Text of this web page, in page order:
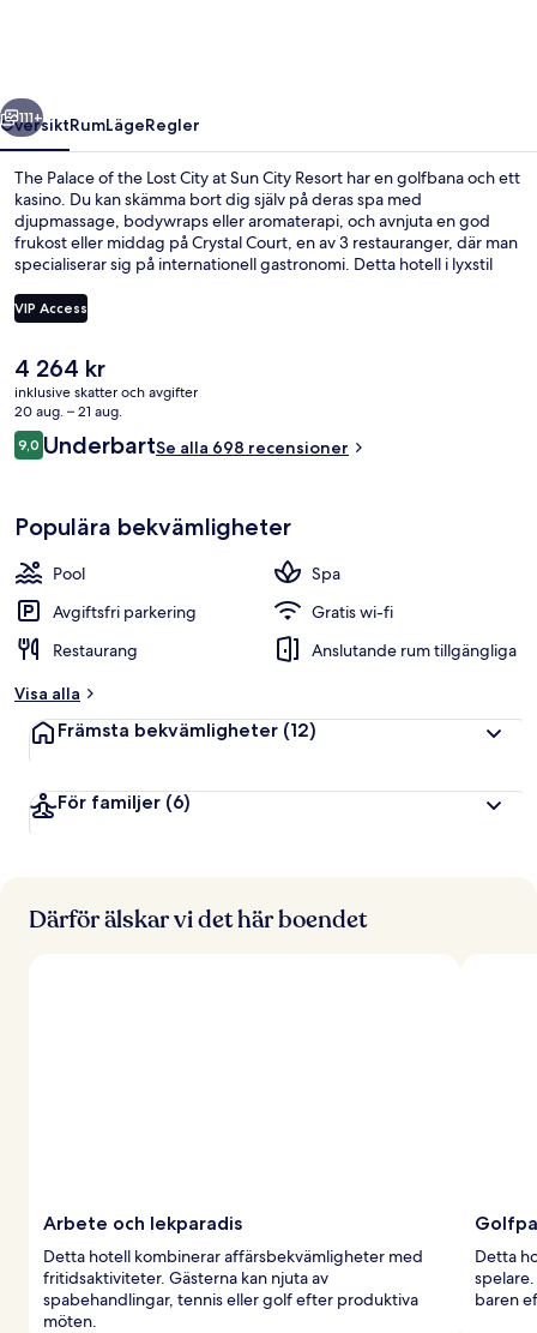
at
Sun
City
Resort
Nästa
111+
ÖversiktRumLägeRegler
The Palace of the Lost City at Sun City Resort har en golfbana och ett
kasino. Du kan skämma bort dig själv på deras spa med
djupmassage, bodywraps eller aromaterapi, och avnjuta en god
frukost eller middag på Crystal Court, en av 3 restauranger, där man
specialiserar sig på internationell gastronomi. Detta hotell i lyxstil
en utomhuspool och en nattklubb. Andra resenärer talar mycket väl
om den hjälpsamma personalen.
VIP Access
Det
nuvarande
priset
är
4 264 kr
4 264 kr
inklusive skatter och avgifter
20 aug. – 21 aug.
Recensioner
9,09,0 av 10,
UnderbartSe alla 698 recensioner
Populära bekvämligheter
Pool
Spa
Avgiftsfri parkering
Gratis wi-fi
Restaurang
Anslutande rum tillgängliga
Visa alla
Främsta bekvämligheter (12)
För familjer (6)
Därför älskar vi det här boendet
Arbete och lekparadis
Detta hotell kombinerar affärsbekvämligheter med
fritidsaktiviteter. Gästerna kan njuta av
spabehandlingar, tennis eller golf efter produktiva
möten.
Detta
baren